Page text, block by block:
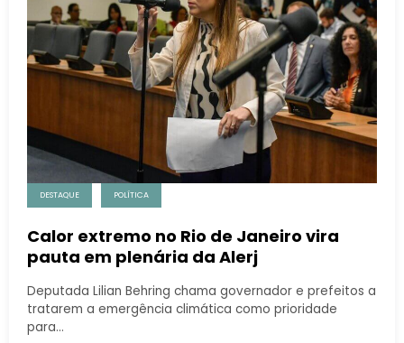
DESTAQUE POLÍTICA
Calor extremo no Rio de Janeiro vira
pauta em plenária da Alerj
Deputada Lilian Behring chama governador e prefeitos a
tratarem a emergência climática como prioridade
para…